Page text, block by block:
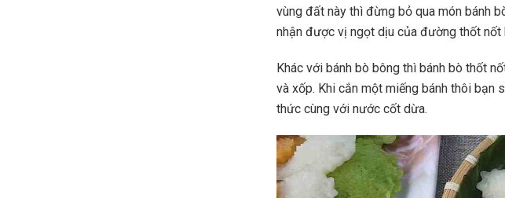
vùng đất này thì đừng bỏ qua món bánh
nhận được vị ngọt dịu của đường thốt nốt
Khác với bánh bò bông thì bánh bò thốt
và xốp. Khi cắn một miếng bánh thôi bạn
thức cùng với nước cốt dừa.